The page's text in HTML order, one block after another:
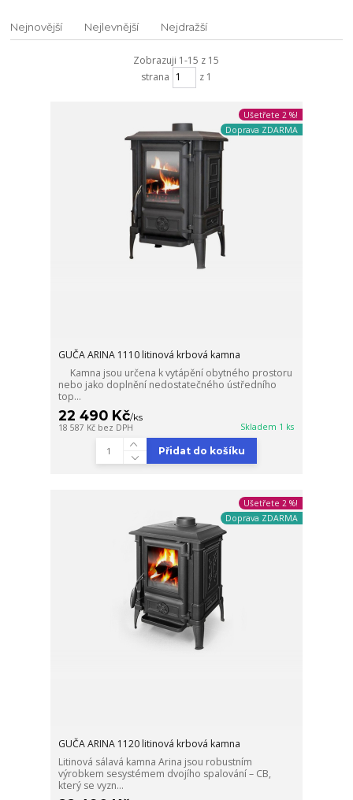
Nejnovější Nejlevnější Nejdražší
Zobrazuji 1-15 z 15
strana
z 1
Ušetřete 2 %!
Doprava ZDARMA
GUČA ARINA 1110 litinová krbová kamna
Kamna jsou určena k vytápění obytného prostoru
nebo jako doplnění nedostatečného ústředního
top...
22 490 Kč/ks
18 587 Kč bez DPH Skladem 1 ks
Přidat do košíku
Ušetřete 2 %!
Doprava ZDARMA
GUČA ARINA 1120 litinová krbová kamna
Litinová sálavá kamna Arina jsou robustním
výrobkem sesystémem dvojího spalování – CB,
který se vyzn...